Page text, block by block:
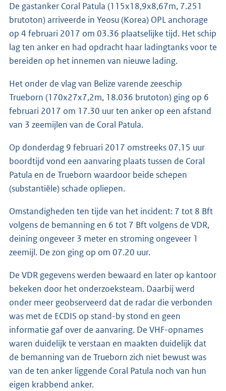
De gastanker Coral Patula (115x18,9x8,67m, 7.251
brutoton) arriveerde in Yeosu (Korea) OPL anchorage
op 4 februari 2017 om 03.36 plaatselijke tijd. Het schip
lag ten anker en had opdracht haar ladingtanks voor te
bereiden op het innemen van nieuwe lading.
Het onder de vlag van Belize varende zeeschip
Trueborn (170x27x7,2m, 18.036 brutoton) ging op 6
februari 2017 om 17.30 uur ten anker op een afstand
van 3 zeemijlen van de Coral Patula.
Op donderdag 9 februari 2017 omstreeks 07.15 uur
boordtijd vond een aanvaring plaats tussen de Coral
Patula en de Trueborn waardoor beide schepen
(substantiële) schade opliepen.
Omstandigheden ten tijde van het incident: 7 tot 8 Bft
volgens de bemanning en 6 tot 7 Bft volgens de VDR,
deining ongeveer 3 meter en stroming ongeveer 1
zeemijl. De zon ging op om 07.20 uur.
De VDR gegevens werden bewaard en later op kantoor
bekeken door het onderzoeksteam. Daarbij werd
onder meer geobserveerd dat de radar die verbonden
was met de ECDIS op stand-by stond en geen
informatie gaf over de aanvaring. De VHF-opnames
waren duidelijk te verstaan en maakten duidelijk dat
de bemanning van de Trueborn zich niet bewust was
van de ten anker liggende Coral Patula noch van hun
eigen krabbend anker.